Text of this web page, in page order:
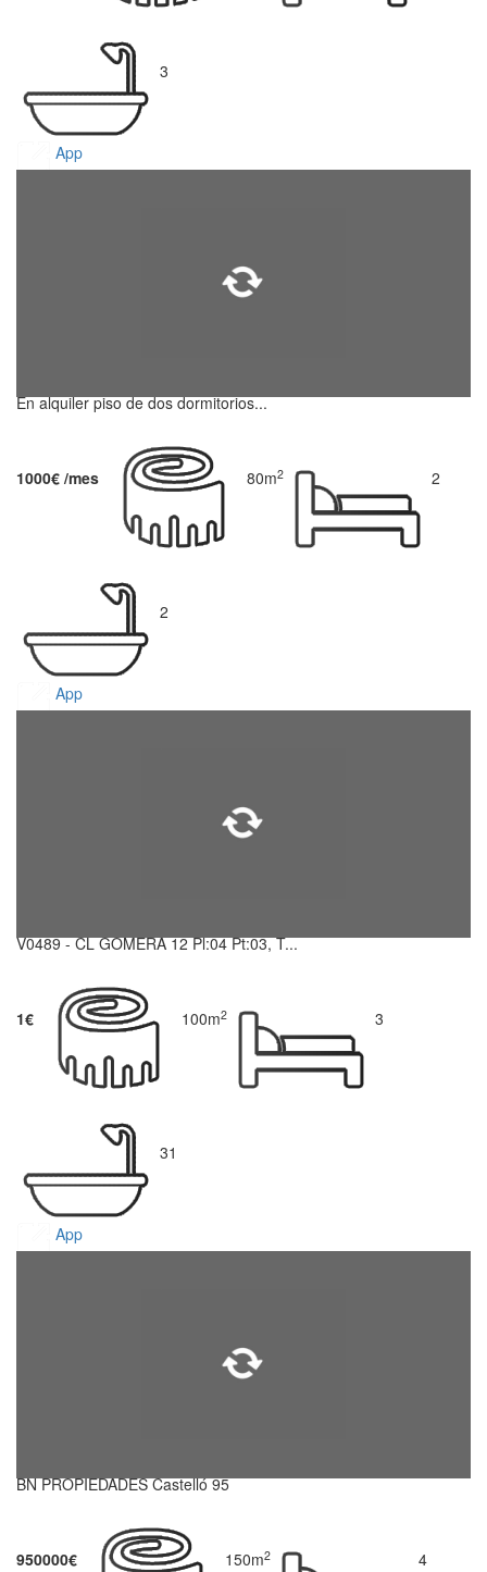
3
App
En alquiler piso de dos dormitorios...
1000€ /mes 80m2 2
2
App
V0489 - CL GOMERA 12 Pl:04 Pt:03, T...
1€ 100m2 3
31
App
BN PROPIEDADES Castelló 95
950000€ 150m2 4